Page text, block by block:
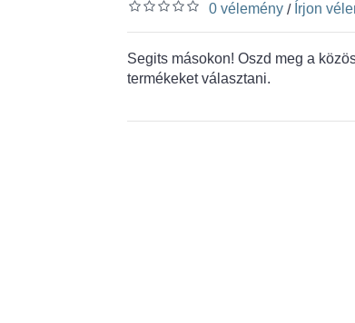
0 vélemény / Írjon
Segits másokon! Oszd meg a
termékeket választani.